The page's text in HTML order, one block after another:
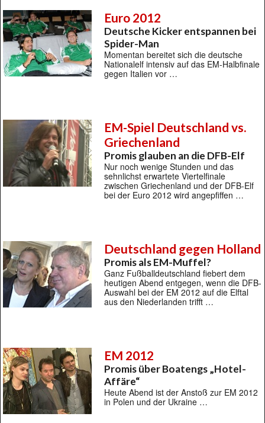
Euro 2012
Deutsche Kicker entspannen bei
Spider-Man
Momentan bereitet sich die deutsche
Nationalelf intensiv auf das EM-Halbfinale
gegen Italien vor …
EM-Spiel Deutschland vs.
Griechenland
Promis glauben an die DFB-Elf
Nur noch wenige Stunden und das
sehnlichst erwartete Viertelfinale
zwischen Griechenland und der DFB-Elf
bei der Euro 2012 wird angepfiffen …
Deutschland gegen Holland
Promis als EM-Muffel?
Ganz Fußballdeutschland fiebert dem
heutigen Abend entgegen, wenn die DFB-
Auswahl bei der EM 2012 auf die Elftal
aus den Niederlanden trifft …
EM 2012
Promis über Boatengs „Hotel-
Affäre“
Heute Abend ist der Anstoß zur EM 2012
in Polen und der Ukraine …